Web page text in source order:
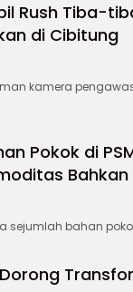
Rush Tiba-
di Cibitung
kamera
Pokok di
Bahkan
sejumlah bahan